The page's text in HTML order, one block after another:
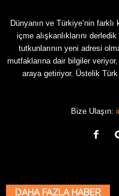
Dünyanın ve Türkiye’nin
içme alışkanlıklarını
tutkunlarının yeni adresi
mutfaklarına dair bilgiler
araya getiriyor. Üstelik
Bize Ulaşın:
DAHA FAZLA HABER